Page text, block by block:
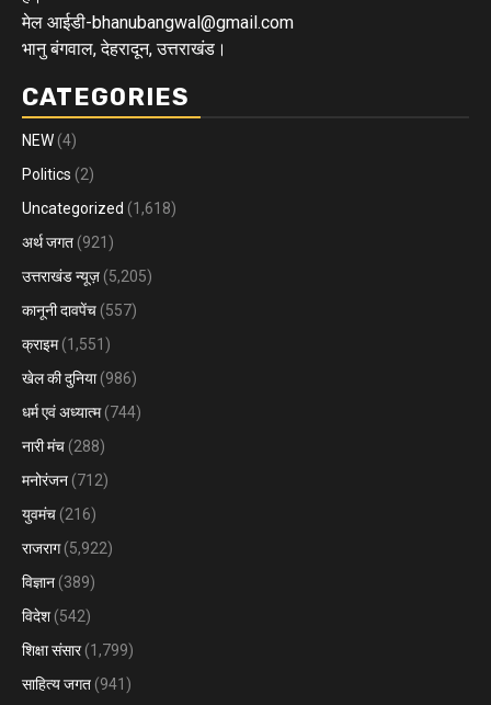
मेल आईडी-bhanubangwal@gmail.com
भानु बंगवाल, देहरादून, उत्तराखंड।
CATEGORIES
NEW (4)
Politics (2)
Uncategorized (1,618)
अर्थ जगत (921)
उत्तराखंड न्यूज़ (5,205)
कानूनी दावपेंच (557)
क्राइम(1,551)
खेल की दुनिया(986)
धर्म एवं अध्यात्म(744)
नारी मंच (288)
मनोरंजन (712)
युवमंच (216)
राजराग(5,922)
विज्ञान (389)
विदेश (542)
शिक्षा संसार(1,799)
साहित्य जगत (941)